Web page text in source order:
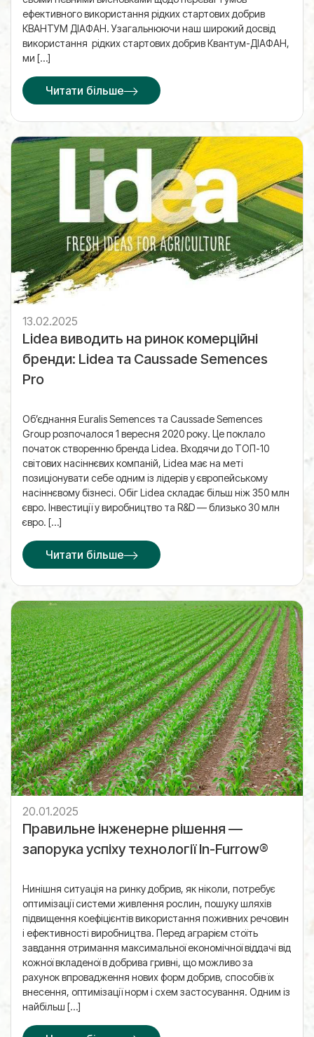
ефективного використання рідких стартових добрив
КВАНТУМ ДІАФАН. Узагальнюючи наш широкий досвід
використання рідких стартових добрив Квантум-ДІАФАН,
ми […]
Читати більше
13.02.2025
Lidea виводить на ринок комерційні
бренди: Lidea та Caussade Semences
Pro
Об’єднання Euralis Semences та Caussade Semences
Group розпочалося 1 вересня 2020 року. Це поклало
початок створенню бренда Lidea. Входячи до ТОП-10
світових насіннєвих компаній, Lidea має на меті
позиціонувати себе одним із лідерів у європейському
насіннєвому бізнесі. Обіг Lidea складає більш ніж 350 млн
євро. Інвестиції у виробництво та R&D — близько 30 млн
євро. […]
Читати більше
20.01.2025
Правильне інженерне рішення —
запорука успіху технології In-Furrow®
Нинішня ситуація на ринку добрив, як ніколи, потребує
оптимізації системи живлення рослин, пошуку шляхів
підвищення коефіцієнтів використання поживних речовин
і ефективності виробництва. Перед аграрієм стоїть
завдання отримання максимальної економічної віддачі від
кожної вкладеної в добрива гривні, що можливо за
рахунок впровадження нових форм добрив, способів їх
внесення, оптимізації норм і схем застосування. Одним із
найбільш […]